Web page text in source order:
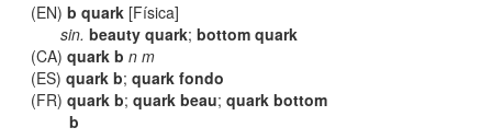
(EN)b quark [Física]
sin. beauty quark; bottom quark
(CA)quark b n m
(ES)quark b;quark fondo
(FR)quark b;quark beau;quark bottom
b